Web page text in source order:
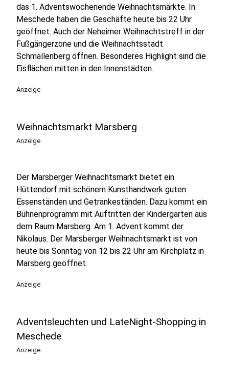
das 1. Adventswochenende Weihnachtsmärkte. In
Meschede haben die Geschäfte heute bis 22 Uhr
geöffnet. Auch der Neheimer Weihnachtstreff in der
Fußgängerzone und die Weihnachtsstadt
Schmallenberg öffnen. Besonderes Highlight sind die
Eisflächen mitten in den Innenstädten.
Anzeige
Weihnachtsmarkt Marsberg
Anzeige
Der Marsberger Weihnachtsmarkt bietet ein
Hüttendorf mit schönem Kunsthandwerk guten
Essenständen und Getränkeständen. Dazu kommt ein
Bühnenprogramm mit Auftritten der Kindergärten aus
dem Raum Marsberg. Am 1. Advent kommt der
Nikolaus. Der Marsberger Weihnachtsmarkt ist von
heute bis Sonntag von 12 bis 22 Uhr am Kirchplatz in
Marsberg geöffnet.
Anzeige
Adventsleuchten und LateNight-Shopping in
Meschede
Anzeige